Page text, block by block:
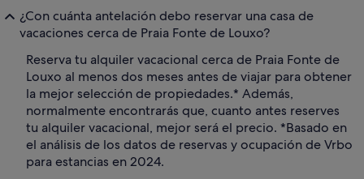
¿Con cuánta antelación debo reservar una casa de
vacaciones cerca de Praia Fonte de Louxo?
Reserva tu alquiler vacacional cerca de Praia Fonte de
Louxo al menos dos meses antes de viajar para obtener
la mejor selección de propiedades.* Además,
normalmente encontrarás que, cuanto antes reserves
tu alquiler vacacional, mejor será el precio. *Basado en
el análisis de los datos de reservas y ocupación de Vrbo
para estancias en 2024.